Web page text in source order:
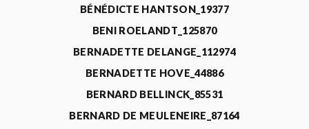
BÉNÉDICTE HANTSON_19377
BENI ROELANDT_125870
BERNADETTE DELANGE_112974
BERNADETTE HOVE_44886
BERNARD BELLINCK_85531
BERNARD DE MEULENEIRE_87164